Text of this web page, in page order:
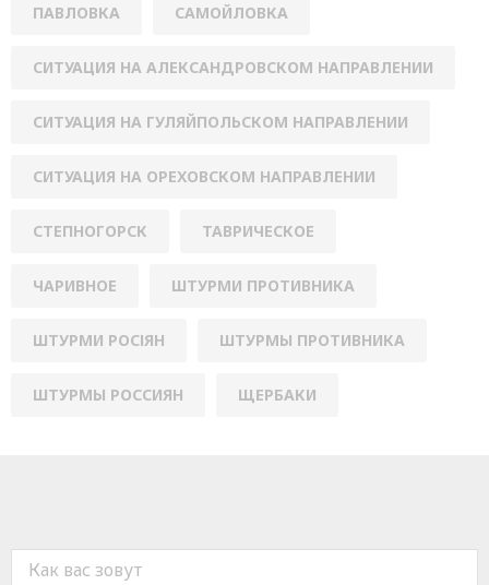
ПАВЛОВКА САМОЙЛОВКА
СИТУАЦИЯ НА АЛЕКСАНДРОВСКОМ НАПРАВЛЕНИИ
СИТУАЦИЯ НА ГУЛЯЙПОЛЬСКОМ НАПРАВЛЕНИИ
СИТУАЦИЯ НА ОРЕХОВСКОМ НАПРАВЛЕНИИ
СТЕПНОГОРСК ТАВРИЧЕСКОЕ
ЧАРИВНОЕ ШТУРМИ ПРОТИВНИКА
ШТУРМИ РОСІЯН ШТУРМЫ ПРОТИВНИКА
ШТУРМЫ РОССИЯН ЩЕРБАКИ